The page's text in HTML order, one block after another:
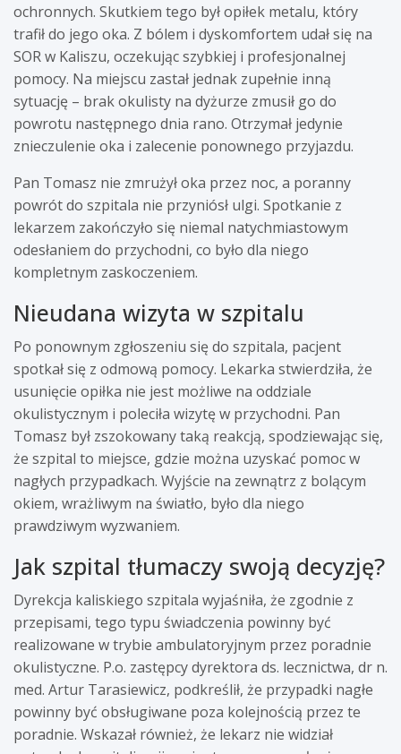
ochronnych. Skutkiem tego był opiłek metalu, który
trafił do jego oka. Z bólem i dyskomfortem udał się na
SOR w Kaliszu, oczekując szybkiej i profesjonalnej
pomocy. Na miejscu zastał jednak zupełnie inną
sytuację – brak okulisty na dyżurze zmusił go do
powrotu następnego dnia rano. Otrzymał jedynie
znieczulenie oka i zalecenie ponownego przyjazdu.
Pan Tomasz nie zmrużył oka przez noc, a poranny
powrót do szpitala nie przyniósł ulgi. Spotkanie z
lekarzem zakończyło się niemal natychmiastowym
odesłaniem do przychodni, co było dla niego
kompletnym zaskoczeniem.
Nieudana wizyta w szpitalu
Po ponownym zgłoszeniu się do szpitala, pacjent
spotkał się z odmową pomocy. Lekarka stwierdziła, że
usunięcie opiłka nie jest możliwe na oddziale
okulistycznym i poleciła wizytę w przychodni. Pan
Tomasz był zszokowany taką reakcją, spodziewając się,
że szpital to miejsce, gdzie można uzyskać pomoc w
nagłych przypadkach. Wyjście na zewnątrz z bolącym
okiem, wrażliwym na światło, było dla niego
prawdziwym wyzwaniem.
Jak szpital tłumaczy swoją decyzję?
Dyrekcja kaliskiego szpitala wyjaśniła, że zgodnie z
przepisami, tego typu świadczenia powinny być
realizowane w trybie ambulatoryjnym przez poradnie
okulistyczne. P.o. zastępcy dyrektora ds. lecznictwa, dr n.
med. Artur Tarasiewicz, podkreślił, że przypadki nagłe
powinny być obsługiwane poza kolejnością przez te
poradnie. Wskazał również, że lekarz nie widział